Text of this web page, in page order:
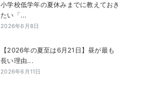
小学校低学年の夏休みまでに教えておき
たい「...
2026年6月8日
【2026年の夏至は6月21日】昼が最も
長い理由...
2026年6月11日